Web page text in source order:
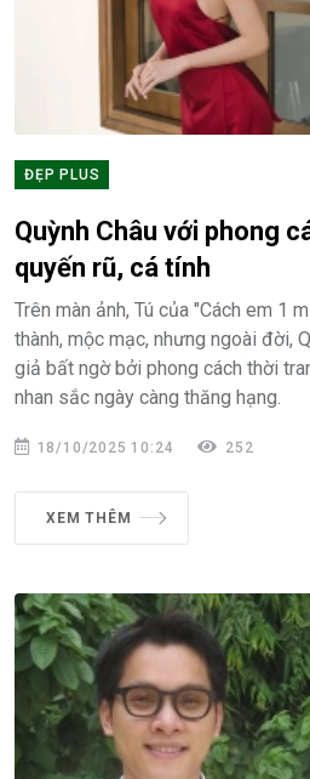
ĐẸP PLUS
Quỳnh Châu với phong
quyến rũ, cá tính
Trên màn ảnh, Tú của "Cách em 1
thành, mộc mạc, nhưng ngoài đời,
giả bất ngờ bởi phong cách thời
nhan sắc ngày càng thăng hạng.
18/10/2025 10:24 252
XEM THÊM